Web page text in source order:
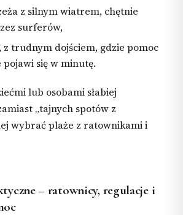
z silnym wiatrem, chętnie
surferów,
z trudnym dojściem, gdzie pomoc
się w minutę.
lub osobami słabiej
„tajnych spotów z
wybrać plaże z ratownikami i
– ratownicy, regulacje i